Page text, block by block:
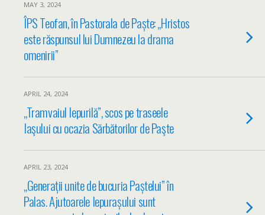
MAY 3, 2024
ÎPS Teofan, în Pastorala de Paște: „Hristos
este răspunsul lui Dumnezeu la drama
omenirii”
APRIL 24, 2024
„Tramvaiul Iepurilă”, scos pe traseele
Iaşului cu ocazia Sărbătorilor de Paşte
APRIL 23, 2024
„Generații unite de bucuria Paștelui” în
Palas. Ajutoarele Iepurașului sunt